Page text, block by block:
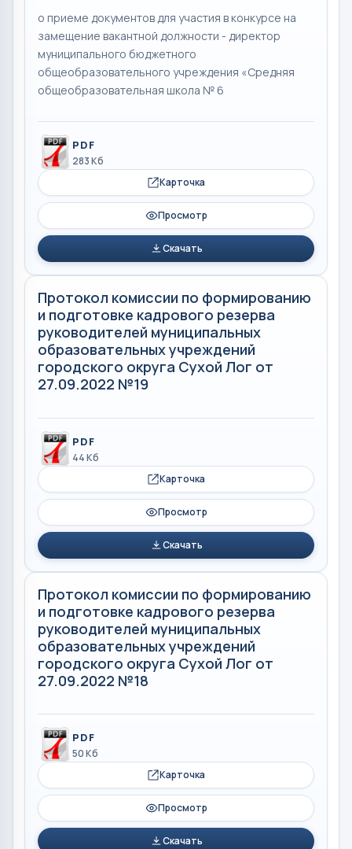
о приеме документов для участия в конкурсе на
замещение вакантной должности - директор
муниципального бюджетного
общеобразовательного учреждения «Средняя
общеобразовательная школа № 6
PDF
283 Кб
Карточка
Просмотр
Скачать
Протокол комиссии по формированию
и подготовке кадрового резерва
руководителей муниципальных
образовательных учреждений
городского округа Сухой Лог от
27.09.2022 №19
PDF
44 Кб
Карточка
Просмотр
Скачать
Протокол комиссии по формированию
и подготовке кадрового резерва
руководителей муниципальных
образовательных учреждений
городского округа Сухой Лог от
27.09.2022 №18
PDF
50 Кб
Карточка
Просмотр
Скачать